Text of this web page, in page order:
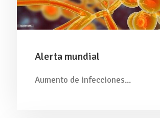
Alerta mundial
Aumento de infecciones...